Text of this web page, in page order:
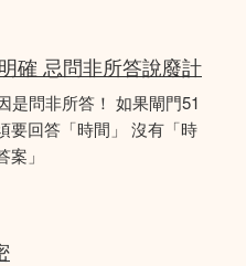
確 忌問非所答說廢計
是問非所答！ 如果閘門51
要回答「時間」 沒有「時
」